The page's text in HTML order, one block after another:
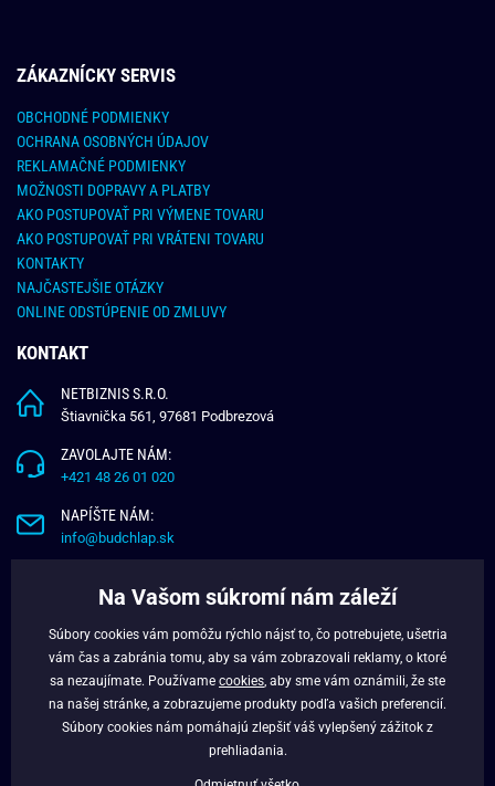
ZÁKAZNÍCKY SERVIS
OBCHODNÉ PODMIENKY
OCHRANA OSOBNÝCH ÚDAJOV
REKLAMAČNÉ PODMIENKY
MOŽNOSTI DOPRAVY A PLATBY
AKO POSTUPOVAŤ PRI VÝMENE TOVARU
AKO POSTUPOVAŤ PRI VRÁTENI TOVARU
KONTAKTY
NAJČASTEJŠIE OTÁZKY
ONLINE ODSTÚPENIE OD ZMLUVY
KONTAKT
NETBIZNIS S.R.O.
Štiavnička 561, 97681 Podbrezová
ZAVOLAJTE NÁM:
+421 48 26 01 020
NAPÍŠTE NÁM:
info@budchlap.sk
VERNOSTNÝ PROGRAM
FACEBOOK
Na Vašom súkromí nám záleží
Súbory cookies vám pomôžu rýchlo nájsť to, čo potrebujete, ušetria
vám čas a zabránia tomu, aby sa vám zobrazovali reklamy, o ktoré
sa nezaujímate. Používame cookies , aby sme vám oznámili, že ste
na našej stránke, a zobrazujeme produkty podľa vašich preferencií.
Súbory cookies nám pomáhajú zlepšiť váš vylepšený zážitok z
prehliadania.